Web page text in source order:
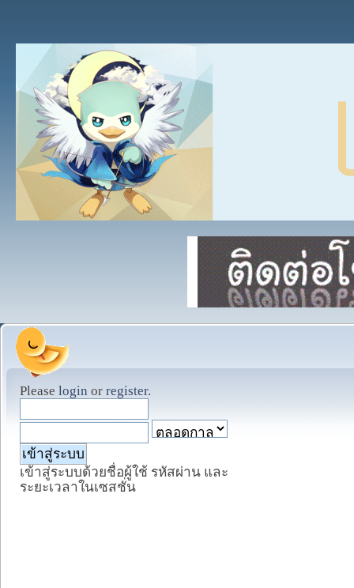
Please login or register.
เข้าสู่ระบบด้วยชื่อผู้ใช้ รหัสผ่าน และ
ระยะเวลาในเซสชั่น